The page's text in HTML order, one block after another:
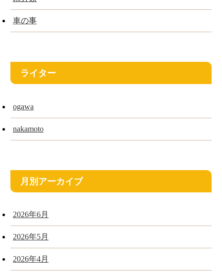
車の事
ライター
ogawa
nakamoto
月別アーカイブ
2026年6月
2026年5月
2026年4月